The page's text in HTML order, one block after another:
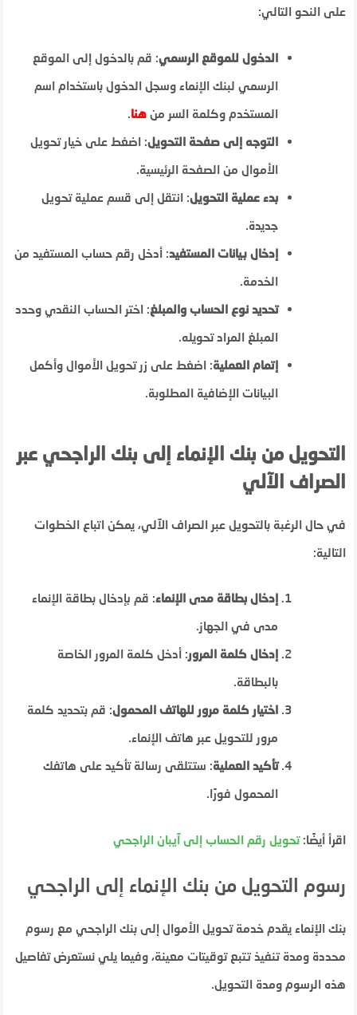
على النحو التالي:
الدخول للموقع الرسمي: قم بالدخول إلى الموقع
الرسمي لبنك الإنماء وسجل الدخول باستخدام اسم
المستخدم وكلمة السر منهنا.
التوجه إلى صفحة التحويل: اضغط على خيار تحويل
الأموال من الصفحة الرئيسية.
بدء عملية التحويل: انتقل إلى قسم عملية تحويل
جديدة.
إدخال بيانات المستفيد: أدخل رقم حساب المستفيد من
الخدمة.
تحديد نوع الحساب والمبلغ: اختر الحساب النقدي وحدد
المبلغ المراد تحويله.
إتمام العملية: اضغط على زر تحويل الأموال وأكمل
البيانات الإضافية المطلوبة.
التحويل من بنك الإنماء إلى بنك الراجحي عبر
الصراف الآلي
في حال الرغبة بالتحويل عبر الصراف الآلي، يمكن اتباع الخطوات
التالية:
إدخال بطاقة مدى الإنماء: قم بإدخال بطاقة الإنماء
مدى في الجهاز.
إدخال كلمة المرور: أدخل كلمة المرور الخاصة
بالبطاقة.
اختيار كلمة مرور للهاتف المحمول: قم بتحديد كلمة
مرور للتحويل عبر هاتف الإنماء.
تأكيد العملية: ستتلقى رسالة تأكيد على هاتفك
المحمول فورًا.
اقرأ أيضًا:تحويل رقم الحساب إلى آيبان الراجحي
رسوم التحويل من بنك الإنماء إلى الراجحي
بنك الإنماء يقدم خدمة تحويل الأموال إلى بنك الراجحي مع رسوم
محددة ومدة تنفيذ تتبع توقيتات معينة، وفيما يلي نستعرض تفاصيل
هذه الرسوم ومدة التحويل.